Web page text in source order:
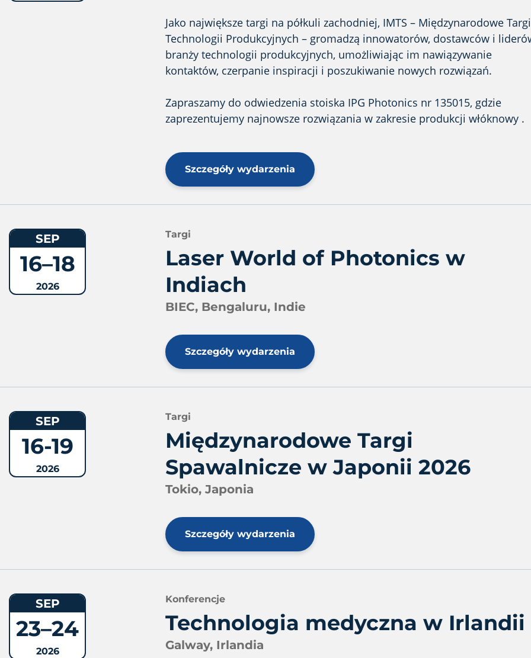
Jako największe targi na półkuli zachodniej, IMTS – Międzynarodowe Targi
Technologii Produkcyjnych – gromadzą innowatorów, dostawców i
branży technologii produkcyjnych, umożliwiając im nawiązywanie
kontaktów, czerpanie inspiracji i poszukiwanie nowych rozwiązań.
Zapraszamy do odwiedzenia stoiska IPG Photonics nr 135015, gdzie
zaprezentujemy najnowsze rozwiązania w zakresie produkcji włóknowy .
Szczegóły wydarzenia
SEP
16–18
2026
Targi
Laser World of Photonics w
Indiach
BIEC, Bengaluru, Indie
Szczegóły wydarzenia
SEP
16-19
2026
Targi
Międzynarodowe Targi
Spawalnicze w Japonii 2026
Tokio, Japonia
Szczegóły wydarzenia
SEP
23–24
2026
Konferencje
Technologia medyczna w Irlandii
Galway, Irlandia